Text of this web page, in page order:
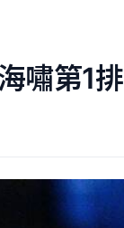
嘯第1排